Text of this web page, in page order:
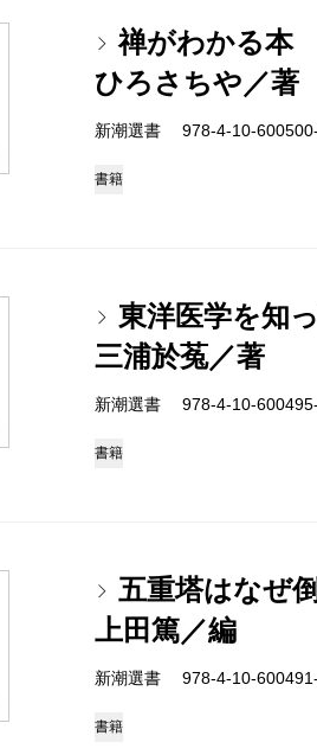
禅がわかる本
ひろさちや／著
新潮選書 978-4-10-
書籍
東洋医学を知
三浦於菟／著
新潮選書 978-4-10-
書籍
五重塔はなぜ
上田篤／編
新潮選書 978-4-10-
書籍